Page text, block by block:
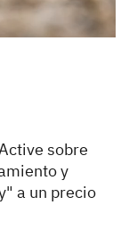
sobre
y
a un precio